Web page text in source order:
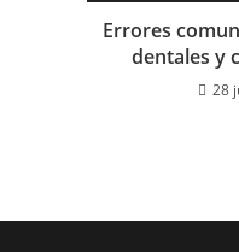
Errores
dentales y
28